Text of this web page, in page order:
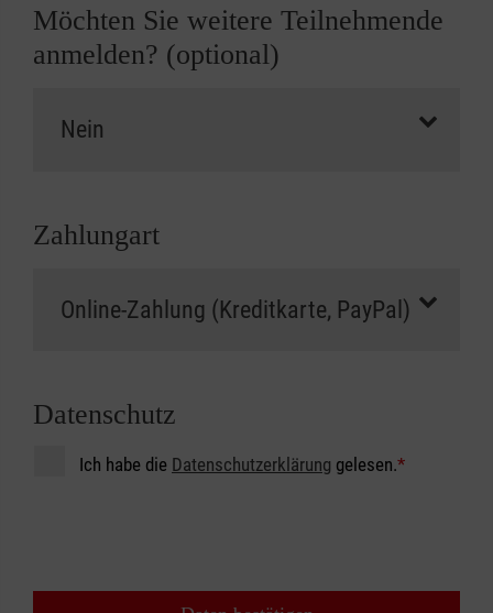
Möchten Sie weitere Teilnehmende
anmelden? (optional)
Zahlungart
Datenschutz
Ich habe die Datenschutzerklärung gelesen.*